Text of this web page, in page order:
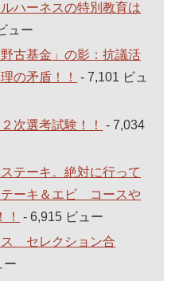
ハーネスの特別教育は
ュー
古基金」の影：抗議活
の矛盾！！
- 7,101 ビュ
次選考試験！！
- 7,034
テーキ。絶対に行って
テーキ＆エビ コースや
- 6,915 ビュー
ス セレクション合
ー